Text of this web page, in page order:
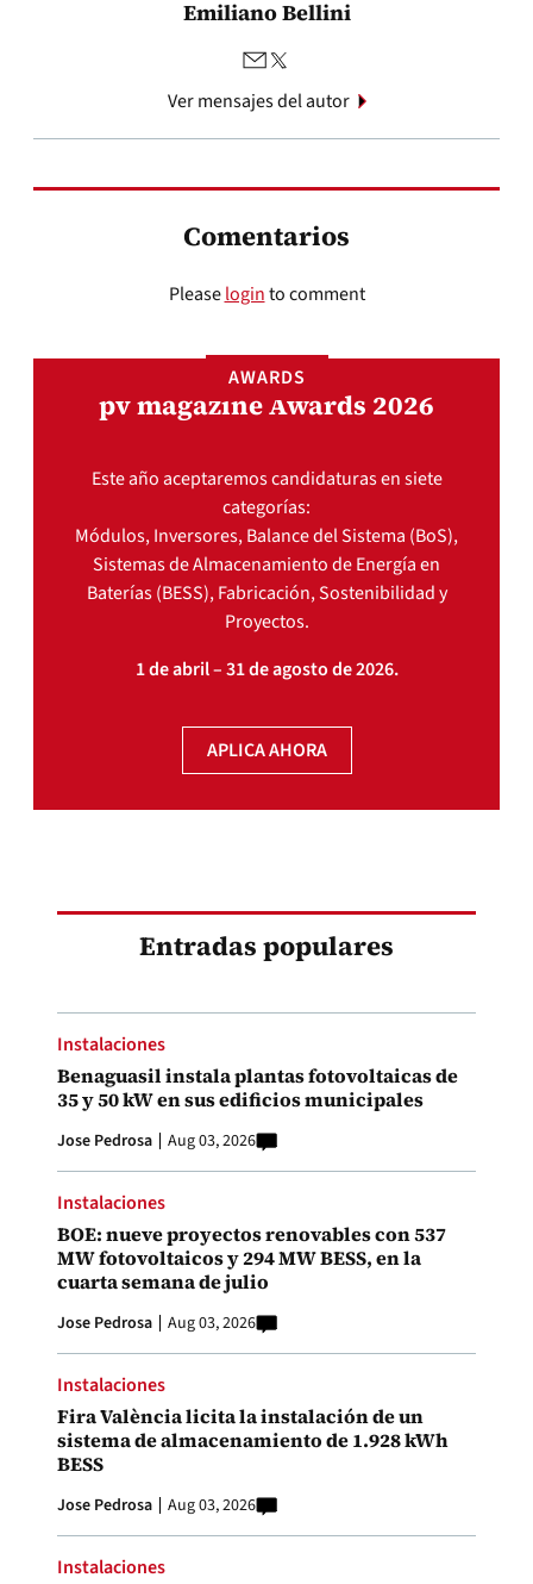
Emiliano Bellini
Ver mensajes del autor
Comentarios
Pleaseloginto comment
AWARDS
pv magazine Awards 2026
Este año aceptaremos candidaturas en siete
categorías:
Módulos, Inversores, Balance del Sistema (BoS),
Sistemas de Almacenamiento de Energía en
Baterías (BESS), Fabricación, Sostenibilidad y
Proyectos.
1 de abril – 31 de agosto de 2026.
APLICA AHORA
Entradas populares
Instalaciones
Benaguasil instala plantas fotovoltaicas de
35 y 50 kW en sus edificios municipales
Jose Pedrosa Aug 03, 2026
Instalaciones
BOE: nueve proyectos renovables con 537
MW fotovoltaicos y 294 MW BESS, en la
cuarta semana de julio
Jose Pedrosa Aug 03, 2026
Instalaciones
Fira València licita la instalación de un
sistema de almacenamiento de 1.928 kWh
BESS
Jose Pedrosa Aug 03, 2026
Instalaciones